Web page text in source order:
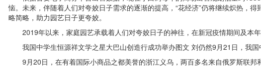
恼。未来，伴随着人们对夸姣日子需求的逐渐的提高，“花经济”仍将继续炽热，
略简略，助力园艺日子更夸姣。
2019年以来，家庭园艺承载着人们对夸姣日子的神往，在新冠疫情期间及本
我国中学生恒源祥文学之星大巴山创造行成功举办图文 刘仍然9月21日，我国
9月20日，在有着国际小商品之都美誉的浙江义乌，两百多名来自俄罗斯联邦